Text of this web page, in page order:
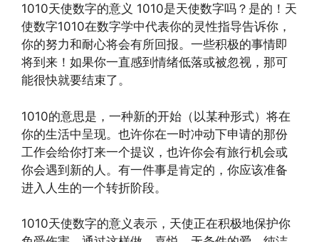
1010天使数字的意义 1010是天使数字吗？是的！天
使数字1010在数字学中代表你的灵性指导告诉你，
你的努力和耐心将会有所回报。一些积极的事情即
将到来！如果你一直感到情绪低落或被忽视，那可
能很快就要结束了。
1010的意思是，一种新的开始（以某种形式）将在
你的生活中呈现。也许你在一时冲动下申请的那份
工作会给你打来一个提议，也许你会有旅行机会或
你会遇到新的人。有一件事是肯定的，你应该准备
进入人生的一个转折阶段。
1010天使数字的意义表示，天使正在积极地保护你